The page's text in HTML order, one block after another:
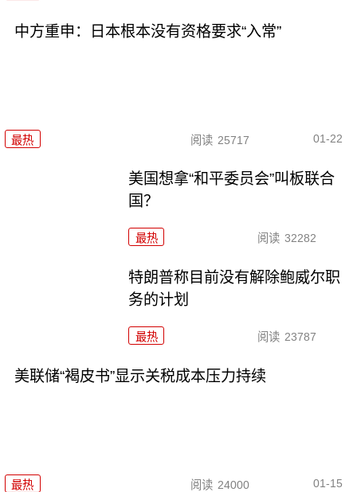
中方重申：日本根本没有资格要求“入常”
最热 阅读 25717 01-22
美国想拿“和平委员会”叫板联合
国？
最热 阅读 32282
特朗普称目前没有解除鲍威尔职
务的计划
最热 阅读 23787
美联储“褐皮书”显示关税成本压力持续
最热 阅读 24000 01-15